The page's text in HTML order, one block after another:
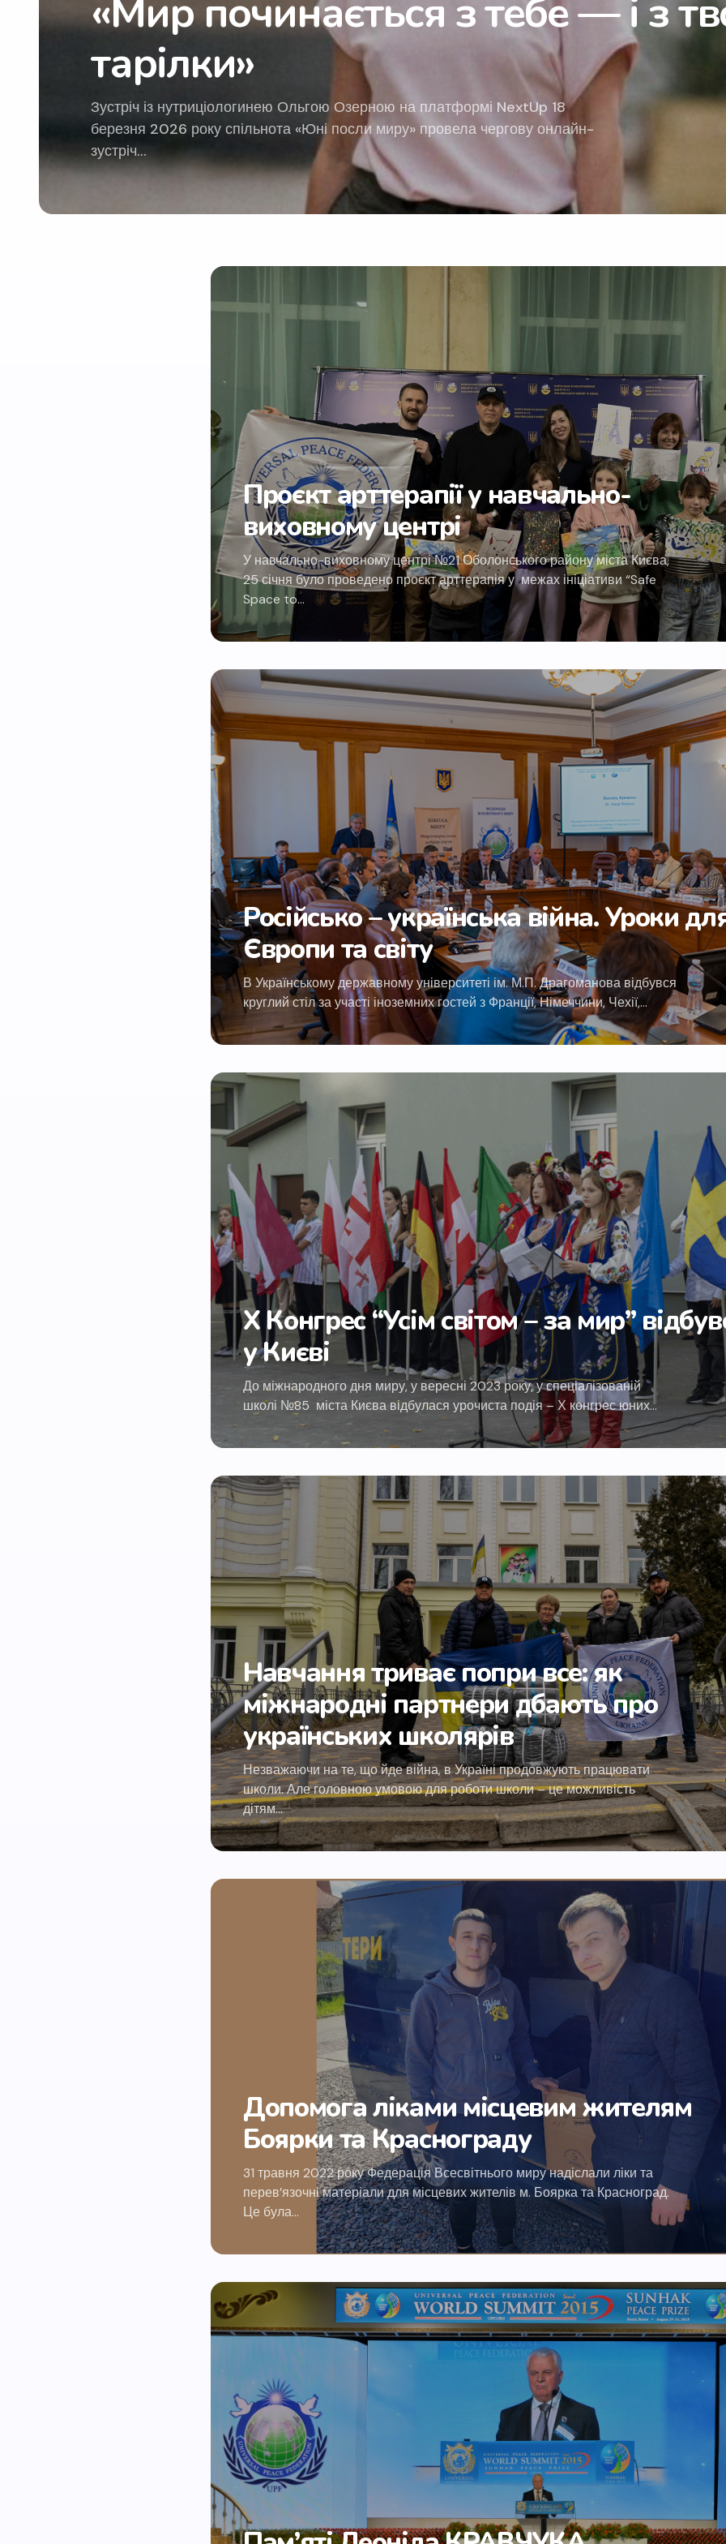
і з твоєї
Проєкт арттерапії у навчально-
виховному центрі
У навчально-виховному центрі №21 Оболонського району міста Києва,
25 січня було проведено проєкт арттерапія у межах ініціативи “Safe
Space to…
Російсько – українська війна. Уроки
Європи та світу
В Українському державному університеті ім. М.П. Драгоманова відбувся
круглий стіл за участі іноземних гостей з Франції, Німеччини, Чехії,…
Х Конгрес “Усім світом – за мир”
у Києві
До міжнародного дня миру, у вересні 2023 року, у спеціалізованій
школі №85 міста Києва відбулася урочиста подія – Х конгрес юних…
Навчання триває попри все: як
міжнародні партнери дбають про
українських школярів
Незважаючи на те, що йде війна, в Україні продовжують працювати
школи. Але головною умовою для роботи школи – це можливість
дітям…
Допомога ліками місцевим жителям
Боярки та Краснограду
31 травня 2022 року Федерація Всесвітнього миру надіслали ліки та
перев’язочні матеріали для місцевих жителів м. Боярка та Красноград.
Це була…